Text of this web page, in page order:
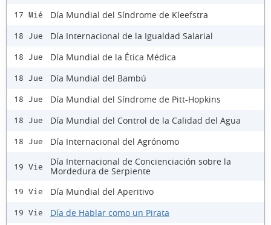
17 Mié Día Mundial del Síndrome de Kleefstra
18 Jue Día Internacional de la Igualdad Salarial
18 Jue Día Mundial de la Ética Médica
18 Jue Día Mundial del Bambú
18 Jue Día Mundial del Síndrome de Pitt-Hopkins
18 Jue Día Mundial del Control de la Calidad del Agua
18 Jue Día Internacional del Agrónomo
19 Vie
Día Internacional de Concienciación sobre la
Mordedura de Serpiente
19 Vie Día Mundial del Aperitivo
19 Vie Día de Hablar como un Pirata